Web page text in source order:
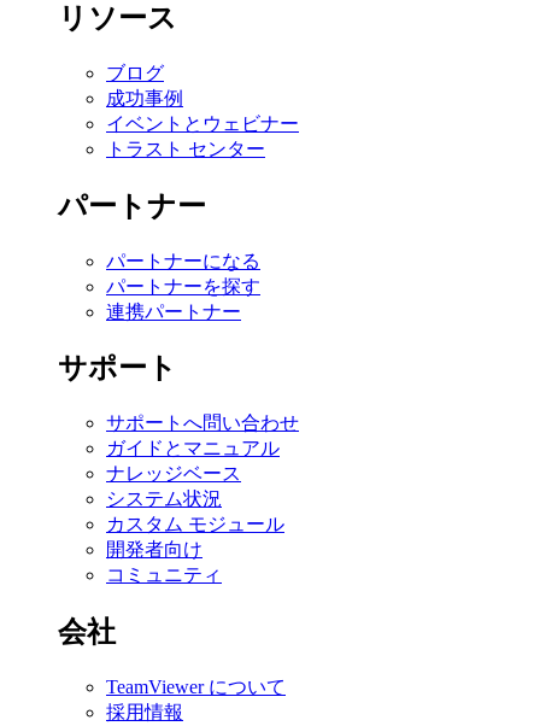
リソース
ブログ
成功事例
イベントとウェビナー
トラスト センター
パートナー
パートナーになる
パートナーを探す
連携パートナー
サポート
サポートへ問い合わせ
ガイドとマニュアル
ナレッジベース
システム状況
カスタム モジュール
開発者向け
コミュニティ
会社
TeamViewer について
採用情報